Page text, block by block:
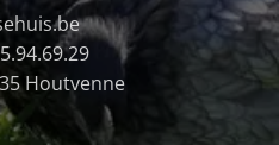
Houtvenne